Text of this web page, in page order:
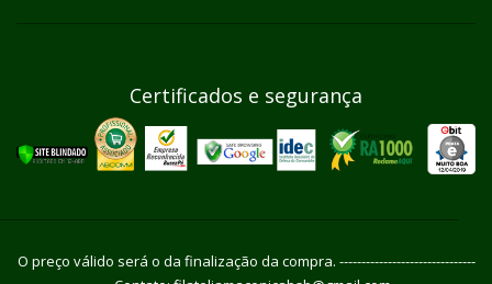
Certificados e segurança
O preço válido será o da finalização da compra. -------------------------------